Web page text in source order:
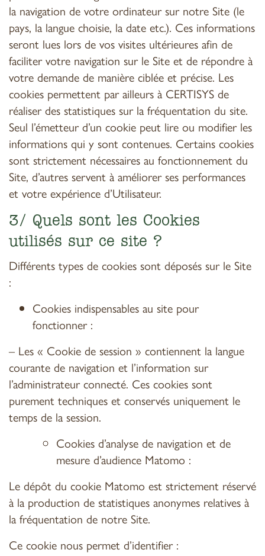
la navigation de votre ordinateur sur notre Site (le
pays, la langue choisie, la date etc.). Ces informations
seront lues lors de vos visites ultérieures afin de
faciliter votre navigation sur le Site et de répondre à
votre demande de manière ciblée et précise. Les
cookies permettent par ailleurs à CERTISYS de
réaliser des statistiques sur la fréquentation du site.
Seul l’émetteur d’un cookie peut lire ou modifier les
informations qui y sont contenues. Certains cookies
sont strictement nécessaires au fonctionnement du
Site, d’autres servent à améliorer ses performances
et votre expérience d’Utilisateur.
3/ Quels sont les Cookies
utilisés sur ce site ?
Différents types de cookies sont déposés sur le Site
:
Cookies indispensables au site pour
fonctionner :
– Les « Cookie de session » contiennent la langue
courante de navigation et l’information sur
l’administrateur connecté. Ces cookies sont
purement techniques et conservés uniquement le
temps de la session.
Cookies d’analyse de navigation et de
mesure d’audience Matomo :
Le dépôt du cookie Matomo est strictement réservé
à la production de statistiques anonymes relatives à
la fréquentation de notre Site.
Ce cookie nous permet d’identifier :